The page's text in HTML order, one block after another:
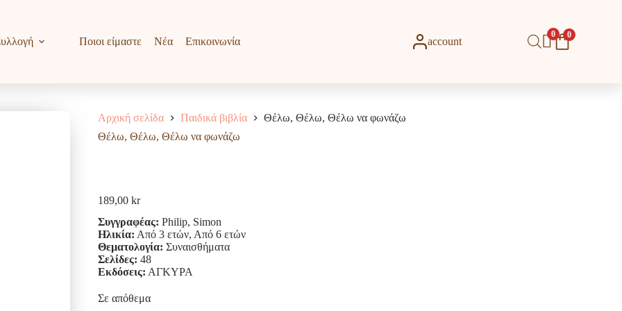
Ποιοι είμαστε Νέα Επικοινωνία account
0 0
Αρχική σελίδα Παιδικά βιβλία
Θέλω, Θέλω, Θέλω να φωνάζω
Θέλω, Θέλω, Θέλω να φωνάζω
189,00kr
Συγγραφέας: Philip, Simon
Ηλικία: Από 3 ετών, Από 6 ετών
Θεματολογία: Συναισθήματα
Σελίδες: 48
Εκδόσεις: ΑΓΚΥΡΑ
Σε απόθεμα